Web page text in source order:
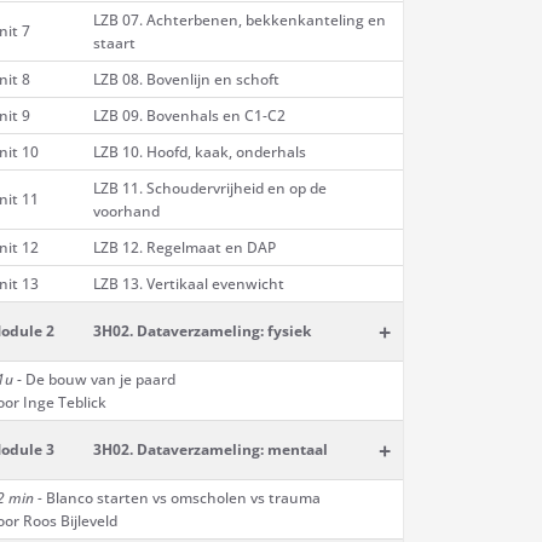
7
LZB 07. Achterbenen, bekkenkanteling en
staart
8
LZB 08. Bovenlijn en schoft
9
LZB 09. Bovenhals en C1-C2
10
LZB 10. Hoofd, kaak, onderhals
11
LZB 11. Schoudervrijheid en op de
voorhand
12
LZB 12. Regelmaat en DAP
13
LZB 13. Vertikaal evenwicht
2 3H02. Dataverzameling: fysiek +
- De bouw van je paard
Inge Teblick
3 3H02. Dataverzameling: mentaal +
min - Blanco starten vs omscholen vs trauma
Roos Bijleveld